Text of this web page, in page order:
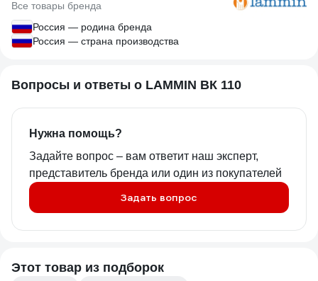
Все товары бренда
Россия — родина бренда
Россия — страна производства
Вопросы и ответы о LAMMIN ВК 110
Нужна помощь?
Задайте вопрос – вам ответит наш эксперт,
представитель бренда или один из покупателей
Задать вопрос
Этот товар из подборок